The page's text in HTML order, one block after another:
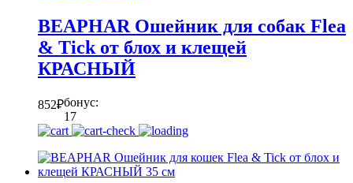
BEAPHAR Ошейник для собак Flea
& Tick от блох и клещей
КРАСНЫЙ
852₽бонус:
17